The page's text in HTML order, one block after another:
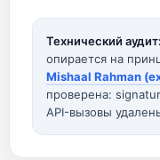
Технический аудит:
опирается на
Mishaal Rahman
проверена:
API-вызовы